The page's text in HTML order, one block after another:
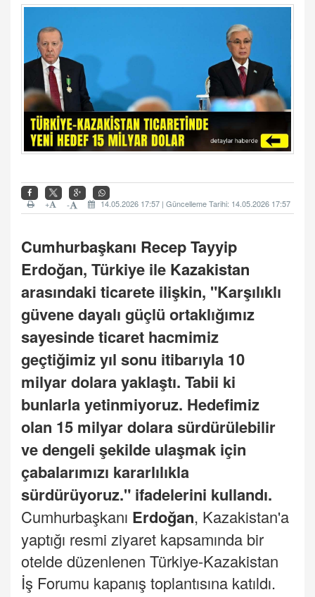
14.05.2026 17:57 | Güncelleme Tarihi: 14.05.2026 17:57
-
+
Cumhurbaşkanı Recep Tayyip
Erdoğan, Türkiye ile Kazakistan
arasındaki ticarete ilişkin, "Karşılıklı
güvene dayalı güçlü ortaklığımız
sayesinde ticaret hacmimiz
geçtiğimiz yıl sonu itibarıyla 10
milyar dolara yaklaştı. Tabii ki
bunlarla yetinmiyoruz. Hedefimiz
olan 15 milyar dolara sürdürülebilir
ve dengeli şekilde ulaşmak için
çabalarımızı kararlılıkla
sürdürüyoruz." ifadelerini kullandı.
Cumhurbaşkanı Erdoğan, Kazakistan'a
yaptığı resmi ziyaret kapsamında bir
otelde düzenlenen Türkiye-Kazakistan
İş Forumu kapanış toplantısına katıldı.